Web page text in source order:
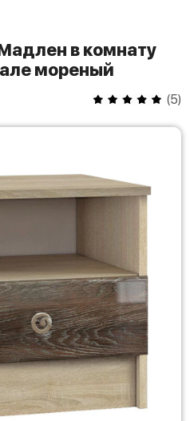
мореный
(5)